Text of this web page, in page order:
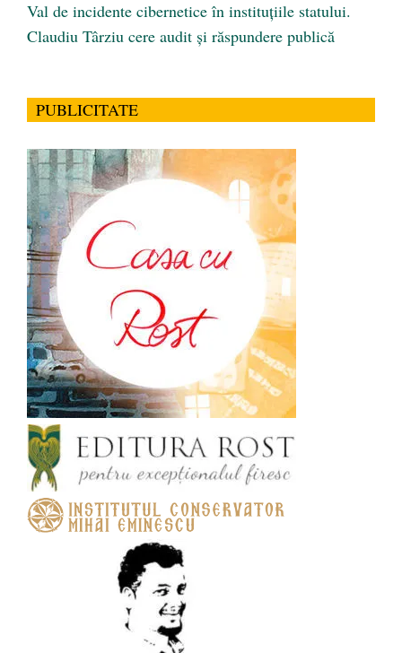
Val de incidente cibernetice în instituțiile statului.
Claudiu Târziu cere audit și răspundere publică
PUBLICITATE